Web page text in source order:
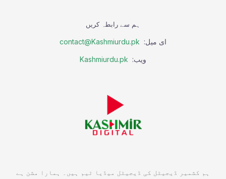
ہم سے رابطہ کریں
ای میل: contact@Kashmiurdu.pk
ویب: Kashmiurdu.pk
ہم کشمیر ڈیجیٹل کی ڈیجیٹل میڈیا ٹیم ہیں۔ ہمارا مشن ہے